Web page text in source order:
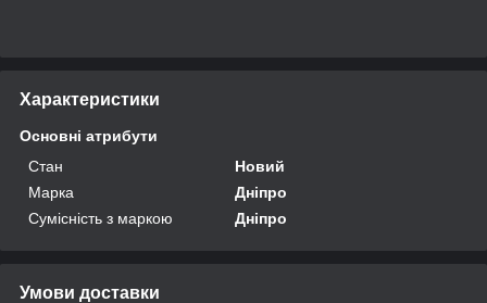
Характеристики
Основні атрибути
Стан
Новий
Марка
Дніпро
Сумісність з маркою
Дніпро
Умови доставки